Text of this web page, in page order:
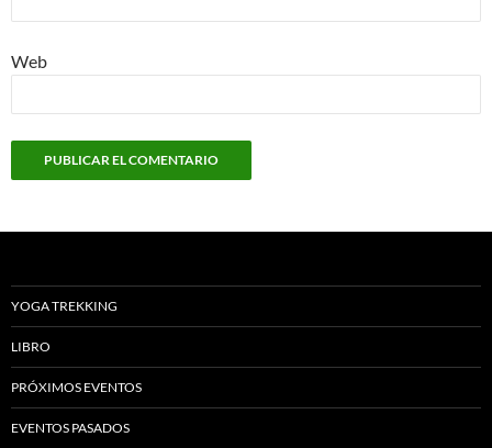
Web
YOGA TREKKING
LIBRO
PRÓXIMOS EVENTOS
EVENTOS PASADOS